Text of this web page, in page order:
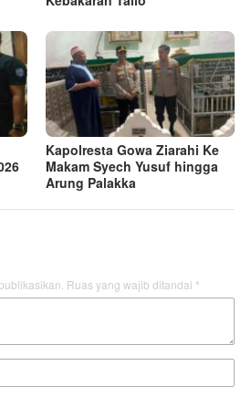
Kapolresta Gowa Ziarahi Ke
Makam Syech Yusuf hingga
Arung Palakka
Ruas yang wajib ditandai *